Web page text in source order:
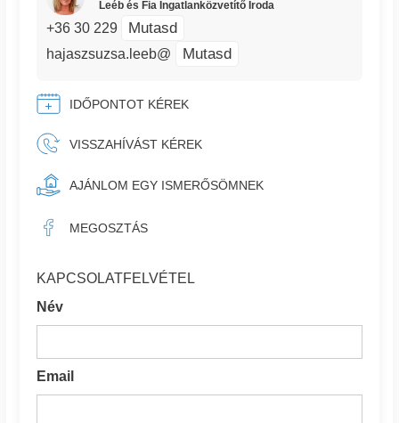
Leéb és Fia Ingatlanközvetítő Iroda
+36 30 229 Mutasd
hajaszsuzsa.leeb@ Mutasd
IDŐPONTOT KÉREK
VISSZAHÍVÁST KÉREK
AJÁNLOM EGY ISMERŐSÖMNEK
MEGOSZTÁS
KAPCSOLATFELVÉTEL
Név
Email